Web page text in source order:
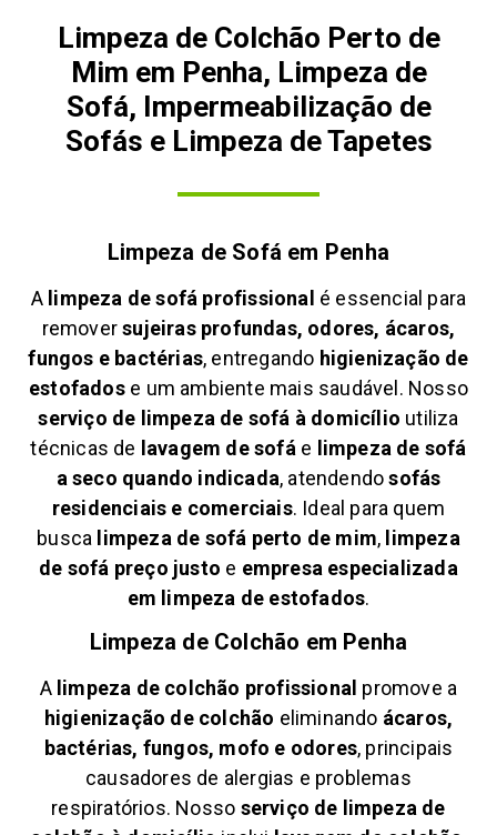
Limpeza de Colchão Perto de
Mim em Penha, Limpeza de
Sofá, Impermeabilização de
Sofás e Limpeza de Tapetes
Limpeza de Sofá em Penha
A limpeza de sofá profissional é essencial para
removersujeiras profundas, odores, ácaros,
fungos e bactérias, entregando higienização de
estofadose um ambiente mais saudável. Nosso
serviço de limpeza de sofá à domicílio utiliza
técnicas de lavagem de sofá e limpeza de sofá
a seco quando indicada, atendendosofás
residenciais e comerciais. Ideal para quem
busca limpeza de sofá perto de mim, limpeza
de sofá preço justo e empresa especializada
em limpeza de estofados.
Limpeza de Colchão em Penha
A limpeza de colchão profissional promove a
higienização de colchão eliminando ácaros,
bactérias, fungos, mofo e odores, principais
causadores de alergias e problemas
respiratórios. Nosso serviço de limpeza de